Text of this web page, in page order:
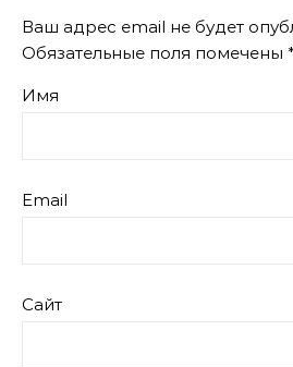
Ваш адрес email не будет
Обязательные поля помечены *
Имя
Email
Сайт